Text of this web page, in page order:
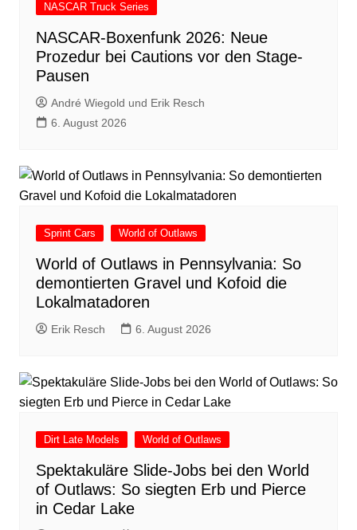
NASCAR Truck Series
NASCAR-Boxenfunk 2026: Neue
Prozedur bei Cautions vor den Stage-
Pausen
André Wiegold und Erik Resch
6. August 2026
Sprint Cars World of Outlaws
World of Outlaws in Pennsylvania: So
demontierten Gravel und Kofoid die
Lokalmatadoren
Erik Resch 6. August 2026
Dirt Late Models World of Outlaws
Spektakuläre Slide-Jobs bei den World
of Outlaws: So siegten Erb und Pierce
in Cedar Lake